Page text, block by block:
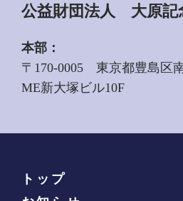
公益財団法人 大原記
本部：
〒170-0005 東京都豊島区
ME新大塚ビル10F
トップ